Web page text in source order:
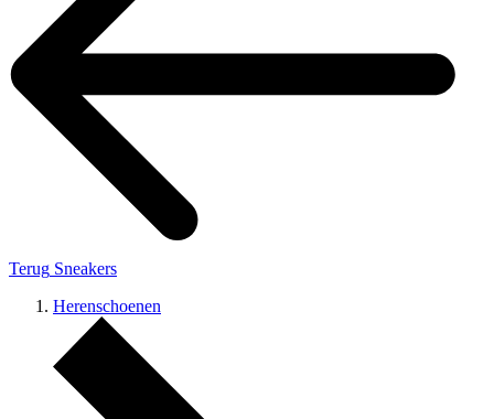
Terug Sneakers
Herenschoenen